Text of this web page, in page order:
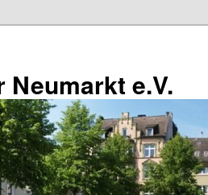
Neumarkt e.V.